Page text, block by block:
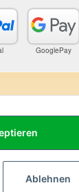
Ablehnen
GooglePay